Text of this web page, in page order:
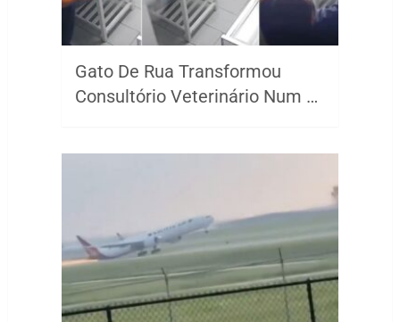
Gato De Rua Transformou
Consultório Veterinário Num …